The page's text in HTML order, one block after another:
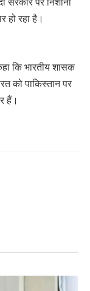
हो रहा है।
कि भारतीय शासक
को पाकिस्तान पर
हैं।